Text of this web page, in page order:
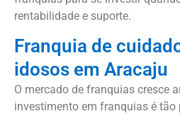
rentabilidade e suporte.
Franquia de
idosos em Aracaju
O mercado de franquias cresce
investimento em franquias é